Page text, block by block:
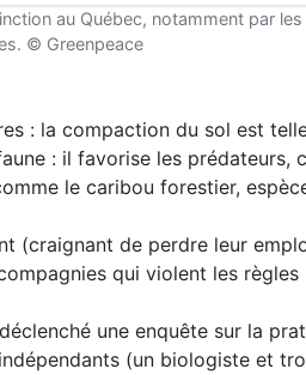
au Québec, notamment par
© Greenpeace
: la compaction du sol est
: il favorise les prédateurs,
le caribou forestier,
(craignant de perdre leur
qui violent les règles
une enquête sur la
(un biologiste et